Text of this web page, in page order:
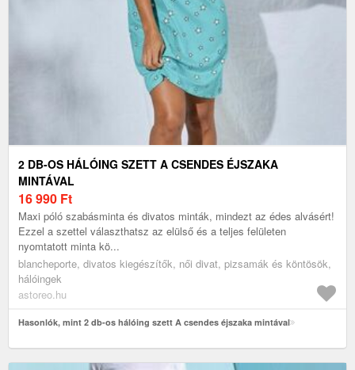
2 DB-OS HÁLÓING SZETT A CSENDES ÉJSZAKA
MINTÁVAL
16 990 Ft
Maxi póló szabásminta és divatos minták, mindezt az édes alvásért!
Ezzel a szettel választhatsz az elülső és a teljes felületen
nyomtatott minta kö...
blancheporte, divatos kiegészítők, női divat, pizsamák és köntösök,
hálóingek
astoreo.hu
Hasonlók, mint 2 db-os hálóing szett A csendes éjszaka mintával